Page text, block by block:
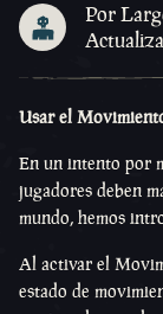
Por
Usar el
En un intento por
jugadores deben
mundo, hemos
Al activar el
estado de